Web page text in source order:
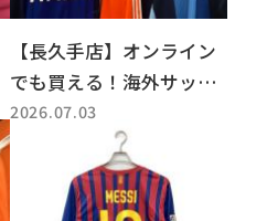
【長久手店】オンライン
でも買える！海外サッカ
ー代表＆人気クラブウェ
2026.07.03